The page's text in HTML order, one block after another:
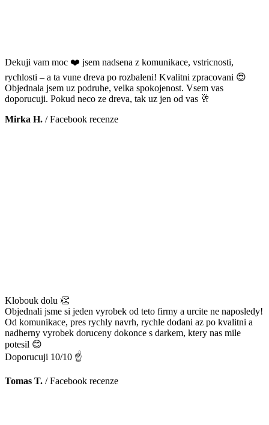
Dekuji vam moc ❤️ jsem nadsena z komunikace, vstricnosti,
rychlosti – a ta vune dreva po rozbaleni! Kvalitni zpracovani 😍
Objednala jsem uz podruhe, velka spokojenost. Vsem vas
doporucuji. Pokud neco ze dreva, tak uz jen od vas 🥂
Mirka H. /Facebook recenze
Klobouk dolu 👏
Objednali jsme si jeden vyrobek od teto firmy a urcite ne naposledy!
Od komunikace, pres rychly navrh, rychle dodani az po kvalitni a
nadherny vyrobek doruceny dokonce s darkem, ktery nas mile
potesil 😊
Doporucuji 10/10 ☝️
Tomas T. /Facebook recenze